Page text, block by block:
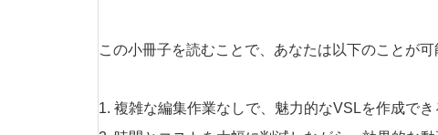
この小冊子を読むことで、あなたは以下のことが可
1. 複雑な編集作業なしで、魅力的なVSLを作成でき